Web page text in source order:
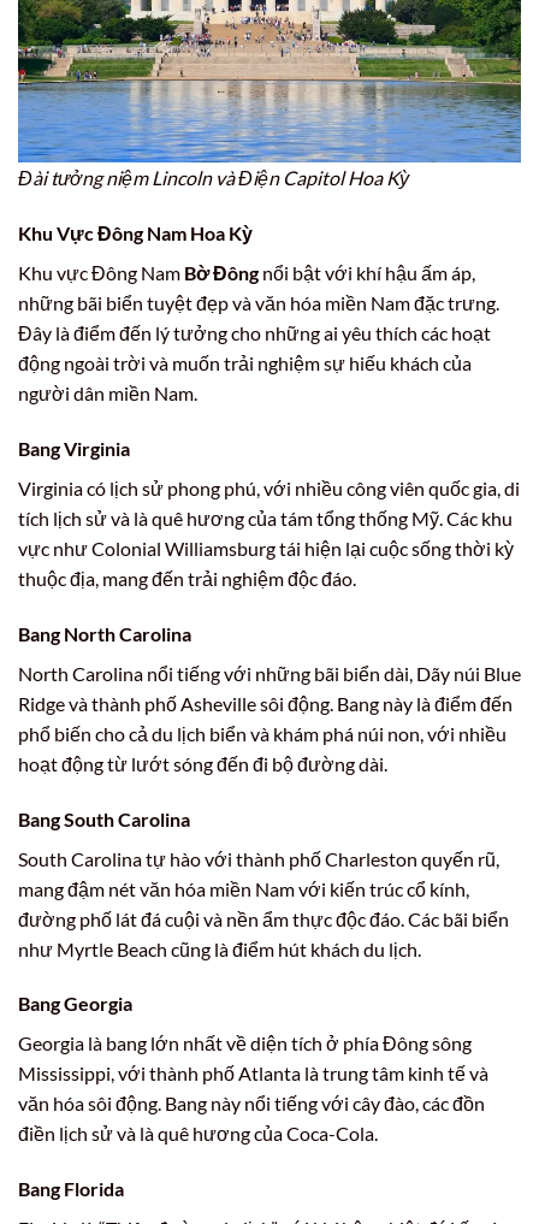
Đài tưởng niệm Lincoln và Điện Capitol Hoa Kỳ
Khu Vực Đông Nam Hoa Kỳ
Khu vực Đông Nam Bờ Đôngnổi bật với khí hậu ấm áp,
những bãi biển tuyệt đẹp và văn hóa miền Nam đặc trưng.
Đây là điểm đến lý tưởng cho những ai yêu thích các hoạt
động ngoài trời và muốn trải nghiệm sự hiếu khách của
người dân miền Nam.
Bang Virginia
Virginia có lịch sử phong phú, với nhiều công viên quốc gia, di
tích lịch sử và là quê hương của tám tổng thống Mỹ. Các khu
vực như Colonial Williamsburg tái hiện lại cuộc sống thời kỳ
thuộc địa, mang đến trải nghiệm độc đáo.
Bang North Carolina
North Carolina nổi tiếng với những bãi biển dài, Dãy núi Blue
Ridge và thành phố Asheville sôi động. Bang này là điểm đến
phổ biến cho cả du lịch biển và khám phá núi non, với nhiều
hoạt động từ lướt sóng đến đi bộ đường dài.
Bang South Carolina
South Carolina tự hào với thành phố Charleston quyến rũ,
mang đậm nét văn hóa miền Nam với kiến trúc cổ kính,
đường phố lát đá cuội và nền ẩm thực độc đáo. Các bãi biển
như Myrtle Beach cũng là điểm hút khách du lịch.
Bang Georgia
Georgia là bang lớn nhất về diện tích ở phía Đông sông
Mississippi, với thành phố Atlanta là trung tâm kinh tế và
văn hóa sôi động. Bang này nổi tiếng với cây đào, các đồn
điền lịch sử và là quê hương của Coca-Cola.
Bang Florida